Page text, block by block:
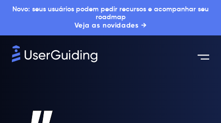
Novo: seus usuários podem pedir recursos e acompanhar seu
roadmap
Veja as novidades →